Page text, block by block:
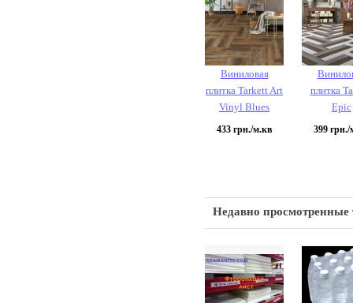
Виниловая
плитка Tarkett Art
Vinyl Blues
433 грн./м.кв
плитка
Epic
399 грн./
Недавно просмотренные